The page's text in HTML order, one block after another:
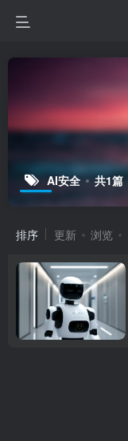
AI安全 共1篇
排序 更新 浏览